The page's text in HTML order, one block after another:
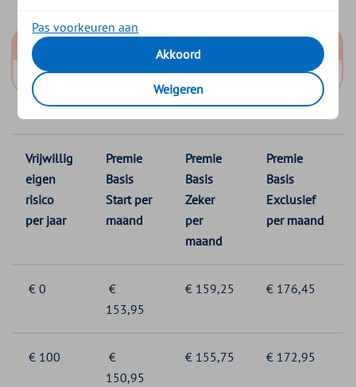
Zilveren Kruis
ZieZo
Vrijwillig
eigen
risico
per jaar
Premie
Basis
Start per
maand
Premie
Basis
Zeker
per
maand
Premie
Basis
Exclusief
per maand
€ 0
€
153,95
€ 159,25 € 176,45
€ 100
€
150,95
€ 155,75 € 172,95
Pas voorkeuren aan
Akkoord
Weigeren